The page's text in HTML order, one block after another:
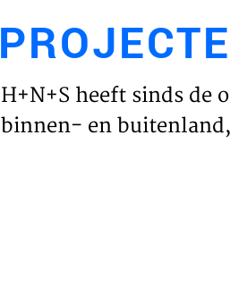
H+N+S heeft sinds de
binnen- en